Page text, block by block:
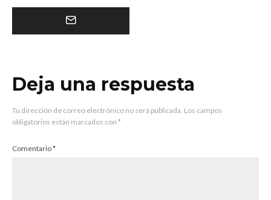
Deja una respuesta
Tu dirección de correo electrónico no será publicada. Los campos
obligatorios están marcados con *
Comentario*